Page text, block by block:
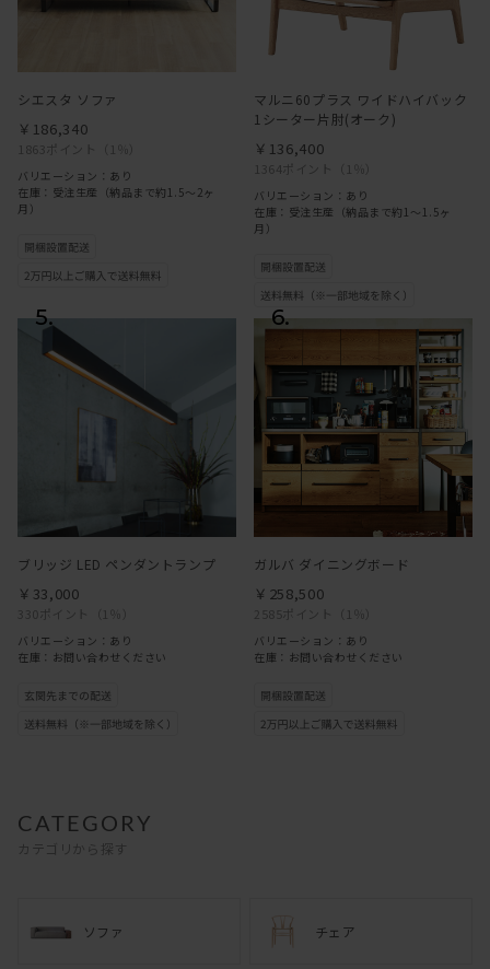
シエスタ ソファ
1863ポイント （1％）
￥186,340
バリエーション：あり
在庫：受注生産（納品まで約1.5〜2ヶ
月）
マルニ60プラス ワイドハイバック
1シーター片肘(オーク)
1364ポイント （1％）
￥136,400
バリエーション：あり
在庫：受注生産（納品まで約1～1.5ヶ
月）
ブリッジ LED ペンダントランプ
330ポイント （1％）
￥33,000
バリエーション：あり
在庫：お問い合わせください
ガルバ ダイニングボード
2585ポイント （1％）
￥258,500
バリエーション：あり
在庫：お問い合わせください
ソファ チェア